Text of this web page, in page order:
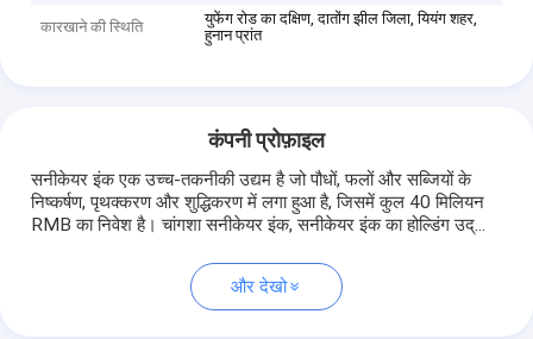
कारखाने की स्थिति
युफेंग रोड का दक्षिण, दातोंग झील जिला, यियंग शहर,
हुनान प्रांत
कंपनी प्रोफ़ाइल
सनीकेयर इंक एक उच्च-तकनीकी उद्यम है जो पौधों, फलों और सब्जियों के
निष्कर्षण, पृथक्करण और शुद्धिकरण में लगा हुआ है, जिसमें कुल 40 मिलियन
RMB का निवेश है। चांगशा सनीकेयर इंक, सनीकेयर इंक का होल्डिंग उद्...
और देखो